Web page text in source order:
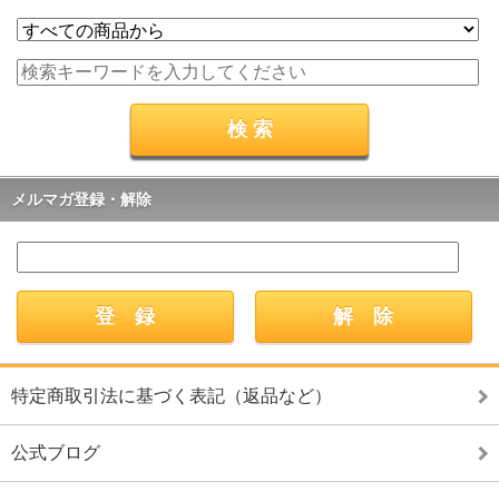
メルマガ登録・解除
特定商取引法に基づく表記（返品など）
公式ブログ